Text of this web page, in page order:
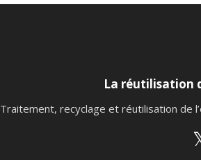
La réutilisation
Traitement, recyclage et réutilisation de